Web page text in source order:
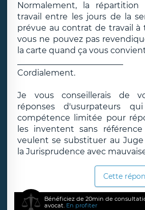
Normalement, la
travail entre les jours de la
prévue au contrat de travail
vous ne pouvez pas
la carte quand ça vous
Cordialement.
Je vous conseillerais de
réponses d'usurpateurs
compétence limitée pour
les inventent sans
veulent se substituer au
la Jurisprudence avec
Cette
Bénéficiez de 20min de
avocat. En profiter